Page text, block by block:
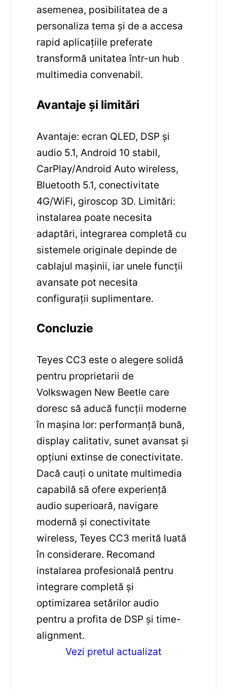
asemenea, posibilitatea de a
personaliza tema și de a accesa
rapid aplicațiile preferate
transformă unitatea într-un hub
multimedia convenabil.
Avantaje și limitări
Avantaje: ecran QLED, DSP și
audio 5.1, Android 10 stabil,
CarPlay/Android Auto wireless,
Bluetooth 5.1, conectivitate
4G/WiFi, giroscop 3D. Limitări:
instalarea poate necesita
adaptări, integrarea completă cu
sistemele originale depinde de
cablajul mașinii, iar unele funcții
avansate pot necesita
configurații suplimentare.
Concluzie
Teyes CC3 este o alegere solidă
pentru proprietarii de
Volkswagen New Beetle care
doresc să aducă funcții moderne
în mașina lor: performanță bună,
display calitativ, sunet avansat și
opțiuni extinse de conectivitate.
Dacă cauți o unitate multimedia
capabilă să ofere experiență
audio superioară, navigare
modernă și conectivitate
wireless, Teyes CC3 merită luată
în considerare. Recomand
instalarea profesională pentru
integrare completă și
optimizarea setărilor audio
pentru a profita de DSP și time-
alignment.
Vezi pretul actualizat